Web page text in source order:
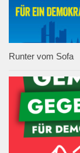
Runter vom Sofa